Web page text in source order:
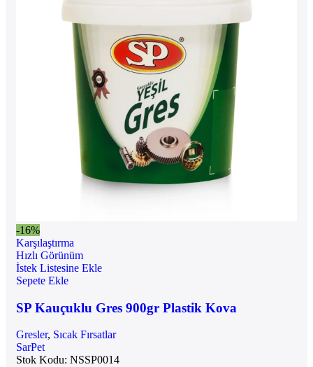
-16%
Karşılaştırma
Hızlı Görünüm
İstek Listesine Ekle
Sepete Ekle
SP Kauçuklu Gres 900gr Plastik Kova
Gresler, Sıcak Fırsatlar
SarPet
Stok Kodu: NSSP0014